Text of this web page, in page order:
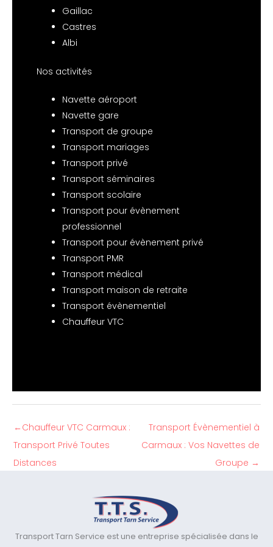
Gaillac
Castres
Albi
Nos activités
Navette aéroport
Navette gare
Transport de groupe
Transport mariages
Transport privé
Transport séminaires
Transport scolaire
Transport pour évènement
professionnel
Transport pour évènement privé
Transport PMR
Transport médical
Transport maison de retraite
Transport évènementiel
Chauffeur VTC
← Chauffeur VTC Carmaux :
Transport Privé Toutes
Distances
Transport Évènementiel à
Carmaux : Vos Navettes de
Groupe →
Transport Tarn Service est une entreprise spécialisée dans le